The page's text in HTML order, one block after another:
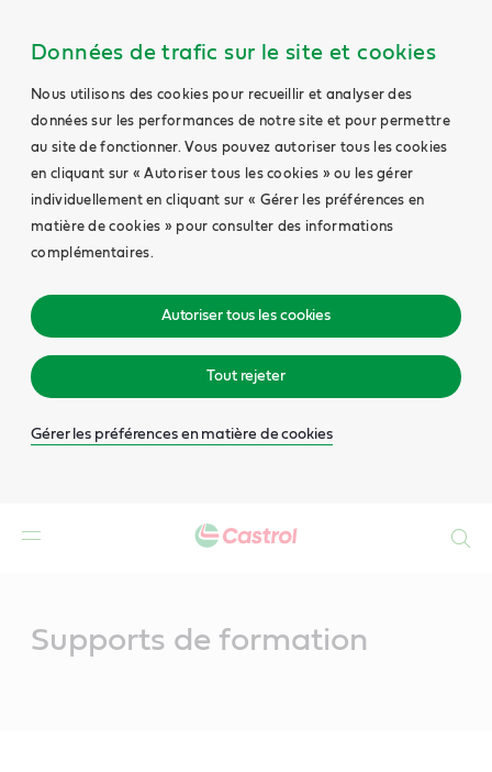
Données de trafic sur le site et cookies
Nous utilisons des cookies pour recueillir et analyser des
données sur les performances de notre site et pour permettre
au site de fonctionner. Vous pouvez autoriser tous les cookies
en cliquant sur « Autoriser tous les cookies » ou les gérer
individuellement en cliquant sur « Gérer les préférences en
matière de cookies » pour consulter des informations
complémentaires.
Autoriser tous les cookies
Tout rejeter
Gérer les préférences en matière de cookies
Supports de formation